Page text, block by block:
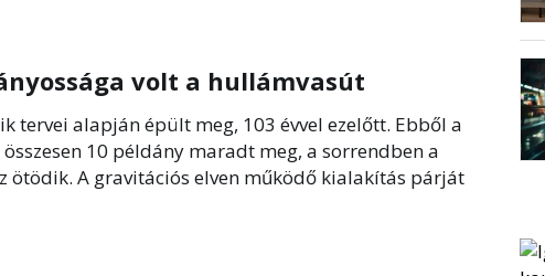
volt a hullámvasút
tervei alapján épült meg, 103 évvel ezelőtt. Ebből a
10 példány maradt meg, a sorrendben a
ötödik. A gravitációs elven működő kialakítás párját